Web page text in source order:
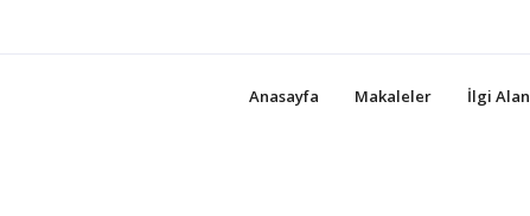
Anasayfa Makaleler İlgi